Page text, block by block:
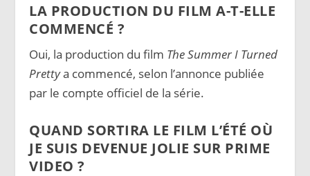
LA PRODUCTION DU FILM A-T-ELLE
COMMENCÉ ?
Oui, la production du film The Summer I Turned
Prettya commencé, selon l’annonce publiée
par le compte officiel de la série.
QUAND SORTIRA LE FILM L’ÉTÉ OÙ
JE SUIS DEVENUE JOLIE SUR PRIME
VIDEO ?